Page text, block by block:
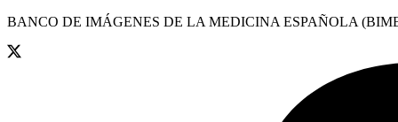
BANCO DE IMÁGENES DE LA MEDICINA ESPAÑOLA